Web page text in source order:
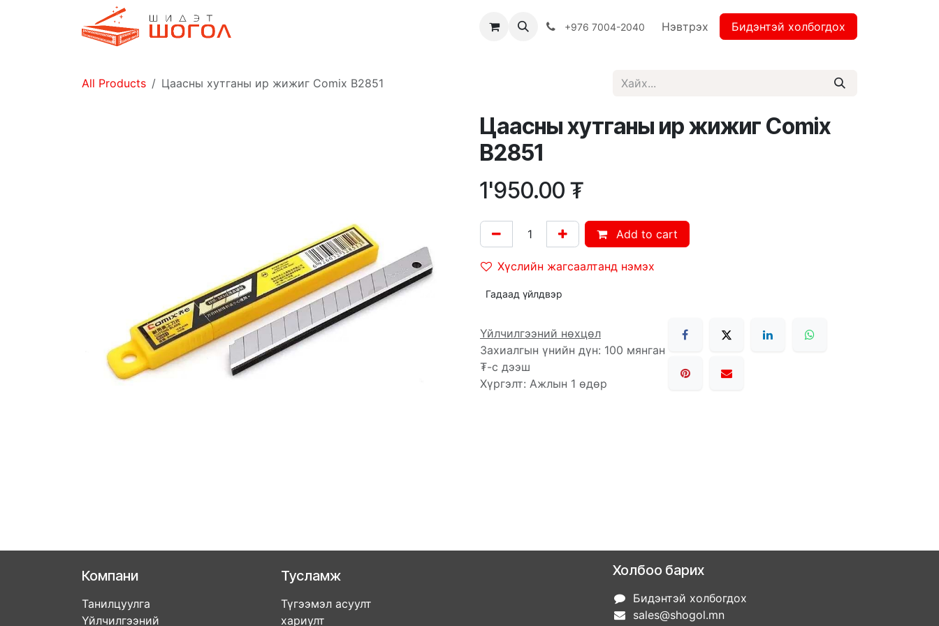
Хямдрал ♻️ Эко шогол+976 7004-2040 Нэвтрэх Бидэнтэй холбогдох
All Products Цаасны хутганы ир жижиг Comix B2851
Цаасны хутганы ир жижиг Comix
B2851
1'950.00 ₮
Add to cart
Хүслийн жагсаалтанд нэмэх
Гадаад үйлдвэр
Үйлчилгээний нөхцөл
Захиалгын үнийн дүн: 100 мянган
₮-с дээш
Хүргэлт: Ажлын 1 өдөр
Компани
Танилцуулга
Үйлчилгээний
Тусламж
Түгээмэл асуулт
хариулт
Холбоо барих
Бидэнтэй холбогдох
sales@shogol.mn